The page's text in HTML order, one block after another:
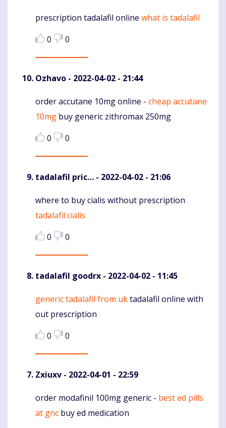
Komentaras
prescription tadalafil online what is tadalafil
0
0
Ozhavo - 2022-04-02 - 21:44
Komentaras
order accutane 10mg online - cheap accutane
10mg buy generic zithromax 250mg
0
0
tadalafil pric… - 2022-04-02 - 21:06
Komentaras
where to buy cialis without prescription
tadalafil cialis
0
0
tadalafil goodrx - 2022-04-02 - 11:45
Komentaras
generic tadalafil from uktadalafil online with
out prescription
0
0
Zxiuxv - 2022-04-01 - 22:59
Komentaras
order modafinil 100mg generic - best ed pills
at gnc buy ed medication